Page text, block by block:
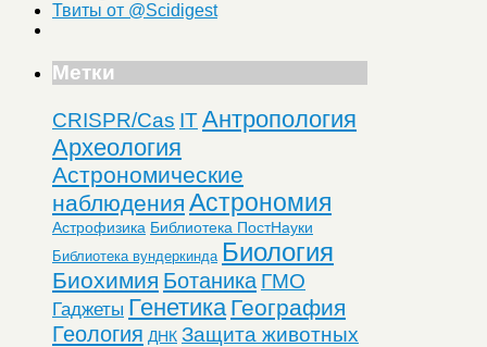
Твиты от @Scidigest
Метки
CRISPR/Cas ITАнтропология
Археология
Астрономические
наблюдения Астрономия
Астрофизика Библиотека ПостНауки
Библиотека вундеркинда Биология
Биохимия Ботаника ГМО
Гаджеты Генетика География
Геология ДНК Защита животных